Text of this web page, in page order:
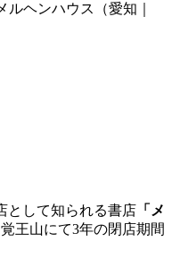
ルヘンハウス（愛知｜
として知られる書店 「メ
王山にて3年の閉店期間